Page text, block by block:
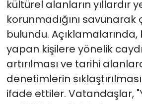
kültürel alanların yıllardır
korunmadığını savunarak
bulundu. Açıklamalarında,
yapan kişilere yönelik
artırılması ve tarihi
denetimlerin
ifade ettiler. Vatandaşlar,